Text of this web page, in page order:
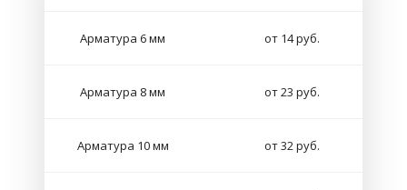
Арматура 6 мм от 14 руб.
Арматура 8 мм от 23 руб.
Арматура 10 мм от 32 руб.